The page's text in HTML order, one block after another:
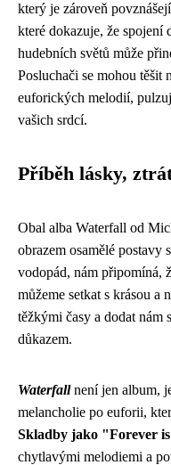
který je zároveň
které dokazuje, že spojení
hudebních světů může
Posluchači se mohou těšit
euforických melodií,
vašich srdcí.
Příběh lásky,
Obal alba Waterfall od
obrazem osamělé postavy
vodopád, nám připomíná,
můžeme setkat s krásou a
těžkými časy a dodat
důkazem.
Waterfallnení jen album,
melancholie po euforii,
Skladby jako "Forever
chytlavými melodiemi a